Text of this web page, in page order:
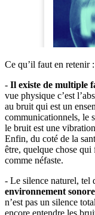
Ce qu’il faut en retenir :
- Il existe de multiple
vue physique c’est
au bruit qui est un
communicationnels, le
le bruit est une
Enfin, du coté de la
être, quelque chose
comme néfaste.
- Le silence naturel, tel
environnement
n’est pas un silence
encore entendre les